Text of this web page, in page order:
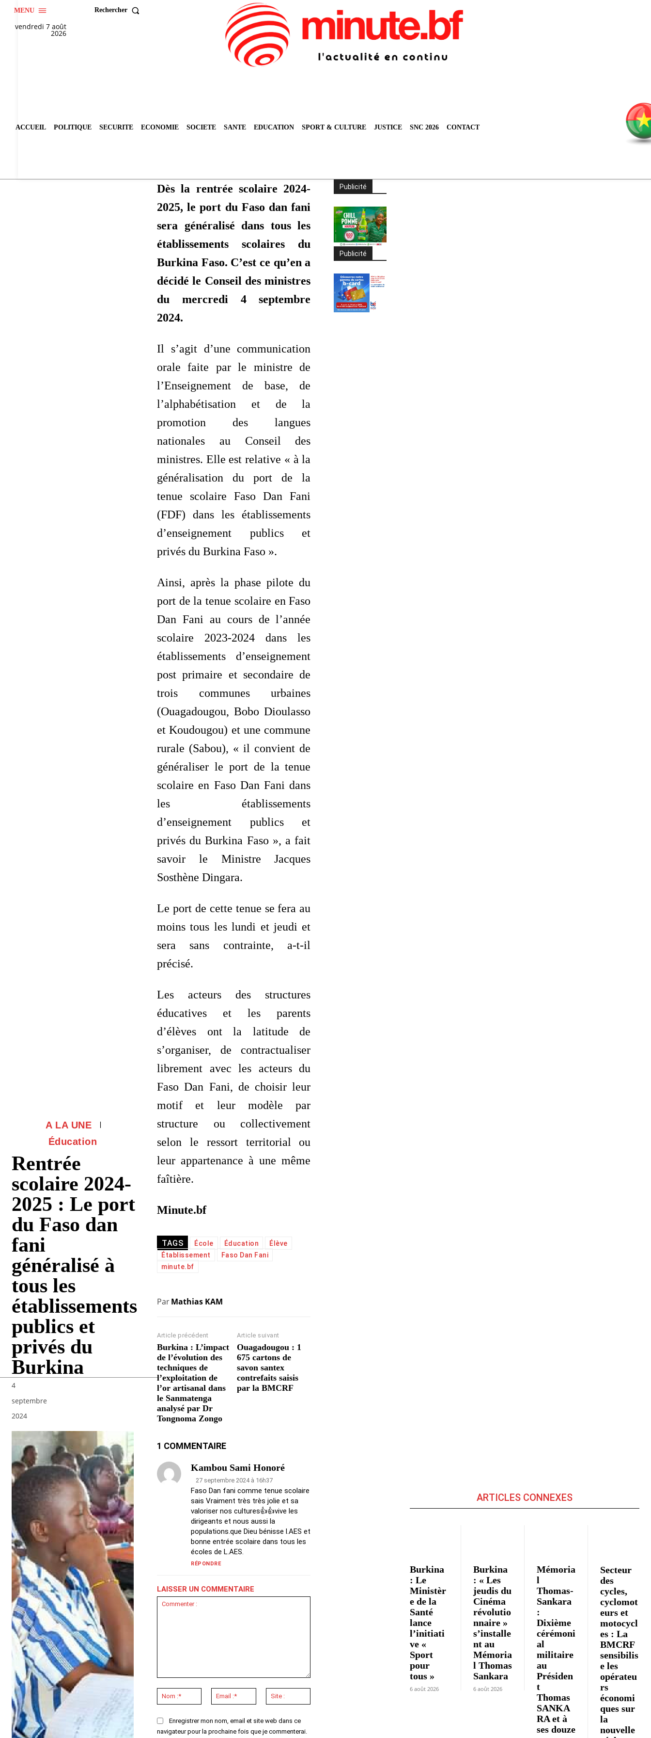
MENU Rechercher
vendredi 7 août
2026
ACCUEIL POLITIQUE SECURITE ECONOMIE SOCIETE SANTE EDUCATION SPORT & CULTURE JUSTICE SNC 2026 CONTACT
A LA UNE
Éducation
Rentrée
scolaire 2024-
2025 : Le port
du Faso dan
fani
généralisé à
tous les
établissements
publics et
privés du
Burkina
4
septembre
2024
Dès la rentrée scolaire 2024-
2025, le port du Faso dan fani
sera généralisé dans tous les
établissements scolaires du
Burkina Faso. C’est ce qu’en a
décidé le Conseil des ministres
du mercredi 4 septembre
2024.
Il s’agit d’une communication
orale faite par le ministre de
l’Enseignement de base, de
l’alphabétisation et de la
promotion des langues
nationales au Conseil des
ministres. Elle est relative « à la
généralisation du port de la
tenue scolaire Faso Dan Fani
(FDF) dans les établissements
d’enseignement publics et
privés du Burkina Faso ».
Ainsi, après la phase pilote du
port de la tenue scolaire en Faso
Dan Fani au cours de l’année
scolaire 2023-2024 dans les
établissements d’enseignement
post primaire et secondaire de
trois communes urbaines
(Ouagadougou, Bobo Dioulasso
et Koudougou) et une commune
rurale (Sabou), « il convient de
généraliser le port de la tenue
scolaire en Faso Dan Fani dans
les établissements
d’enseignement publics et
privés du Burkina Faso », a fait
savoir le Ministre Jacques
Sosthène Dingara.
Le port de cette tenue se fera au
moins tous les lundi et jeudi et
sera sans contrainte, a-t-il
précisé.
Les acteurs des structures
éducatives et les parents
d’élèves ont la latitude de
s’organiser, de contractualiser
librement avec les acteurs du
Faso Dan Fani, de choisir leur
motif et leur modèle par
structure ou collectivement
selon le ressort territorial ou
leur appartenance à une même
faîtière.
Minute.bf
TAGS École Éducation
Élève
Établissement
Faso Dan Fani
minute.bf
ParMathias KAM
Article précédent
Burkina : L’impact
de l’évolution des
techniques de
l’exploitation de
l’or artisanal dans
le Sanmatenga
analysé par Dr
Tongnoma Zongo
Article suivant
Ouagadougou : 1
675 cartons de
savon santex
contrefaits saisis
par la BMCRF
1 COMMENTAIRE
Kambou Sami Honoré
27 septembre 2024 à 16h37
Faso Dan fani comme tenue scolaire
sais Vraiment très très jolie et sa
valoriser nos cultures👍👍vive les
dirigeants et nous aussi la
populations.que Dieu bénisse l.AES et
bonne entrée scolaire dans tous les
écoles de L.AES.
RÉPONDRE
LAISSER UN COMMENTAIRE
Nom
:*
Email
:*
:
Enregistrer mon nom, email et site web dans ce
navigateur pour la prochaine fois que je commenterai.
Publicité
Publicité
ARTICLES CONNEXES
Burkina
: Le
Ministèr
e de la
Santé
lance
l’initiati
ve «
Sport
pour
tous »
6 août 2026
Burkina
: « Les
jeudis du
Cinéma
révolutio
nnaire »
s’installe
nt au
Mémoria
l Thomas
Sankara
6 août 2026
Mémoria
l
Thomas-
Sankara
:
Dixième
cérémoni
al
militaire
au
Présiden
t
Thomas
SANKA
RA et à
ses douze
Secteur
des
cycles,
cyclomot
eurs et
motocycl
es : La
BMCRF
sensibilis
e les
opérateu
rs
économi
ques sur
la
nouvelle